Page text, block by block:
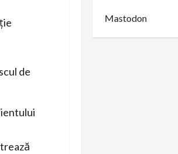
de
Mastodon